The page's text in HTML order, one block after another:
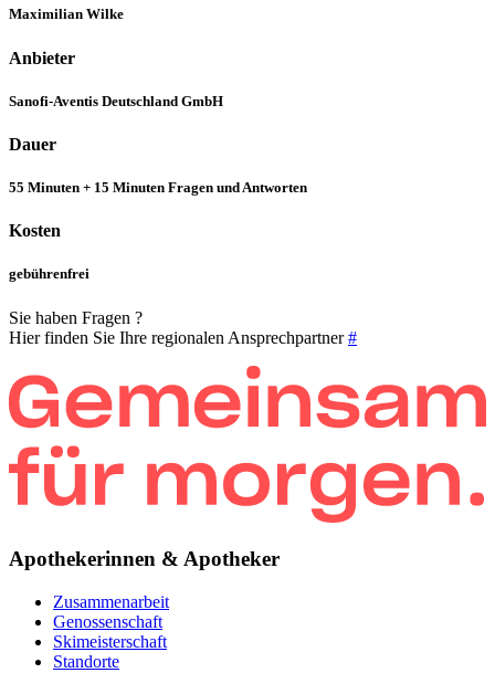
Maximilian Wilke
Anbieter
Sanofi-Aventis Deutschland GmbH
Dauer
55 Minuten + 15 Minuten Fragen und Antworten
Kosten
gebührenfrei
Sie haben Fragen ?
Hier finden Sie Ihre regionalen Ansprechpartner#
Apothekerinnen & Apotheker
Zusammenarbeit
Genossenschaft
Skimeisterschaft
Standorte